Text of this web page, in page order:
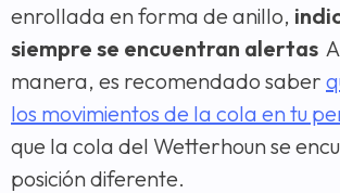
enrollada en forma de anillo,
siempre se encuentran alertas
manera, es recomendado saber
los movimientos de la cola en tu
que la cola del Wetterhoun se
posición diferente.